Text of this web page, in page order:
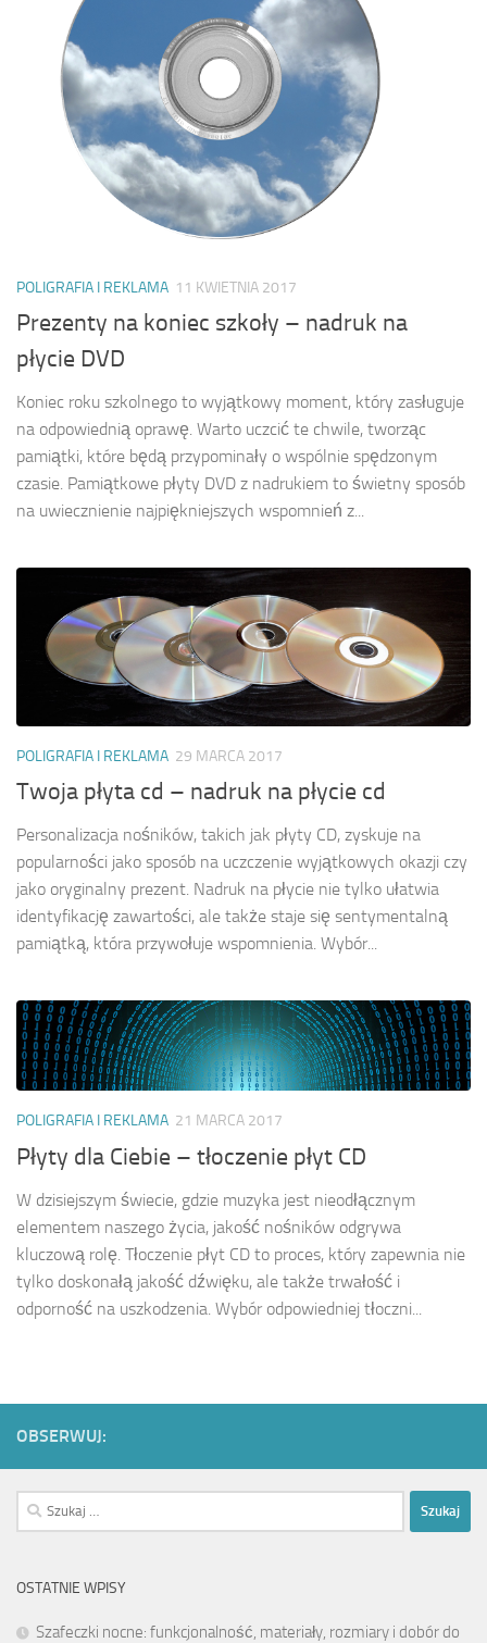
POLIGRAFIA I REKLAMA 11 KWIETNIA 2017
Prezenty na koniec szkoły – nadruk na
płycie DVD
Koniec roku szkolnego to wyjątkowy moment, który zasługuje
na odpowiednią oprawę. Warto uczcić te chwile, tworząc
pamiątki, które będą przypominały o wspólnie spędzonym
czasie. Pamiątkowe płyty DVD z nadrukiem to świetny sposób
na uwiecznienie najpiękniejszych wspomnień z...
POLIGRAFIA I REKLAMA 29 MARCA 2017
Twoja płyta cd – nadruk na płycie cd
Personalizacja nośników, takich jak płyty CD, zyskuje na
popularności jako sposób na uczczenie wyjątkowych okazji czy
jako oryginalny prezent. Nadruk na płycie nie tylko ułatwia
identyfikację zawartości, ale także staje się sentymentalną
pamiątką, która przywołuje wspomnienia. Wybór...
POLIGRAFIA I REKLAMA 21 MARCA 2017
Płyty dla Ciebie – tłoczenie płyt CD
W dzisiejszym świecie, gdzie muzyka jest nieodłącznym
elementem naszego życia, jakość nośników odgrywa
kluczową rolę. Tłoczenie płyt CD to proces, który zapewnia nie
tylko doskonałą jakość dźwięku, ale także trwałość i
odporność na uszkodzenia. Wybór odpowiedniej tłoczni...
OBSERWUJ:
Szukaj:
OSTATNIE WPISY
Szafeczki nocne: funkcjonalność, materiały, rozmiary i dobór do